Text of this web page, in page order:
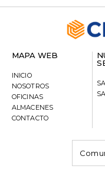
MAPA WEB
INICIO
NOSOTROS
OFICINAS
ALMACENES
CONTACTO